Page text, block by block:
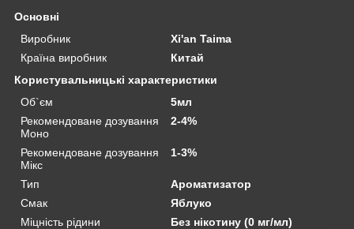
Основні
Виробник
Xi'an Taima
Країна виробник
Китай
Користувальницькі характеристики
Об`єм
5мл
Рекомендоване дозування
Моно
2-4%
Рекомендоване дозування
Мікс
1-3%
Тип
Ароматизатор
Смак
Яблуко
Міцність рідини
Без нікотину (0 мг/мл)